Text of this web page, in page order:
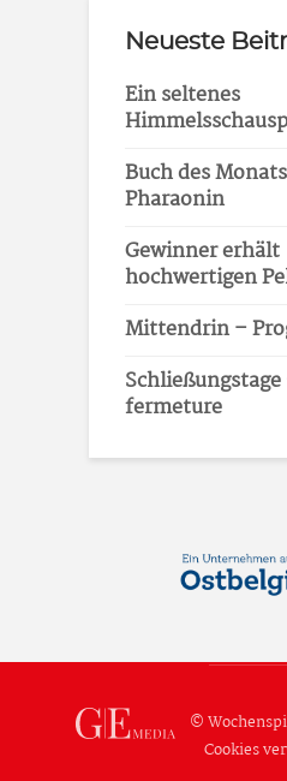
Neueste
Ein seltenes
Buch des
Pharaonin
Gewinner erhält
hochwertigen
Mittendrin –
Schließungstage
fermeture
©
Cookies